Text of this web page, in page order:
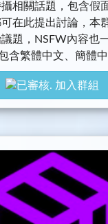
相關話題，包含假
在此提出討論，本
題，NSFW內容也
含繁體中文、簡體
見諒。
加入群組